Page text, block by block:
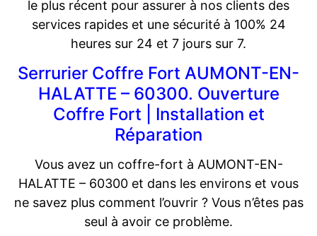
le plus récent pour assurer à nos clients des
services rapides et une sécurité à 100% 24
heures sur 24 et 7 jours sur 7.
Serrurier Coffre Fort AUMONT-EN-
HALATTE – 60300. Ouverture
Coffre Fort | Installation et
Réparation
Vous avez un coffre-fort à AUMONT-EN-
HALATTE – 60300 et dans les environs et vous
ne savez plus comment l’ouvrir ? Vous n’êtes pas
seul à avoir ce problème.